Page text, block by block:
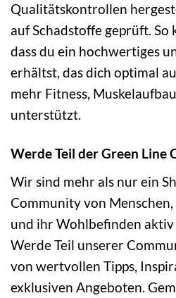
Qualitätskontrollen
auf Schadstoffe geprüft. So
dass du ein hochwertiges
erhältst, das dich optimal
mehr Fitness,
unterstützt.
Werde Teil der Green Line
Wir sind mehr als nur ein
Community von
und ihr Wohlbefinden aktiv
Werde Teil unserer
von wertvollen Tipps,
exklusiven Angeboten.